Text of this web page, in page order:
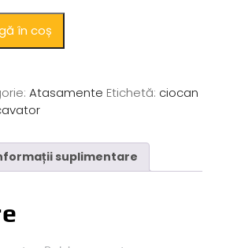
în coș
Atasamente Etichetă: ciocan
suplimentare